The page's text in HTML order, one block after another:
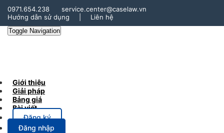
0971.654.238
service.center@caselaw.vn
Hướng dẫn sử dụng
Liên hệ
Toggle Navigation
Giới thiệu
Giải pháp
Bảng giá
Bài viết
Đăng ký
Đăng nhập